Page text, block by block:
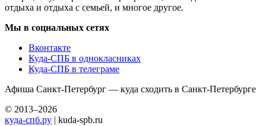
отдыха и отдыха с семьей, и многое другое.
Мы в социальных сетях
Вконтакте
Куда-СПБ в однокласниках
Куда-СПБ в телеграме
Афиша Санкт-Петербург — куда сходить в Санкт-Петербурге
© 2013–2026
куда-спб.ру | kuda-spb.ru